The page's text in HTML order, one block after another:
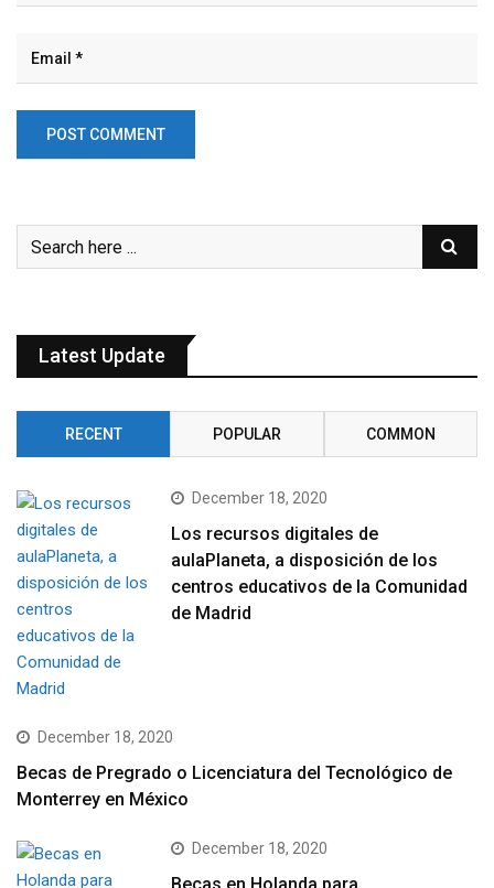
Latest Update
RECENT POPULAR COMMON
December 18, 2020
Los recursos digitales de
aulaPlaneta, a disposición de los
centros educativos de la Comunidad
de Madrid
December 18, 2020
Becas de Pregrado o Licenciatura del Tecnológico de
Monterrey en México
December 18, 2020